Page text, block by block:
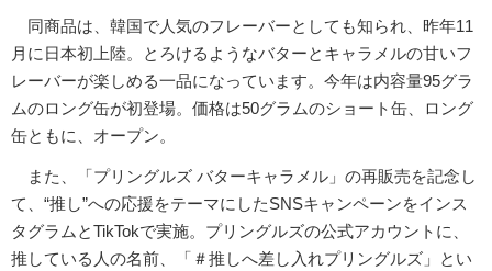
同商品は、韓国で人気のフレーバーとしても知られ、昨年11
月に日本初上陸。とろけるようなバターとキャラメルの甘いフ
レーバーが楽しめる一品になっています。今年は内容量95グラ
ムのロング缶が初登場。価格は50グラムのショート缶、ロング
缶ともに、オープン。
また、「プリングルズ バターキャラメル」の再販売を記念し
て、“推し”への応援をテーマにしたSNSキャンペーンをインス
タグラムとTikTokで実施。プリングルズの公式アカウントに、
推している人の名前、「＃推しへ差し入れプリングルズ」とい